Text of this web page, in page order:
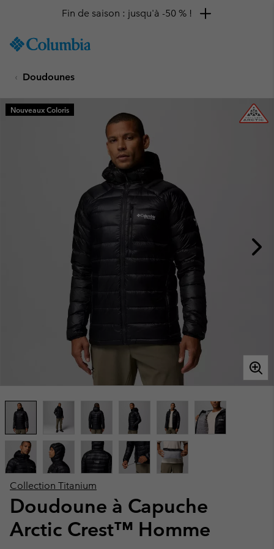
TO
SKIP
MAIN
NAV
Fin de saison : jusqu'à -50 % !
Doudounes
Collection Titanium
Doudoune à Capuche
Arctic Crest™ Homme
Nouveaux Coloris